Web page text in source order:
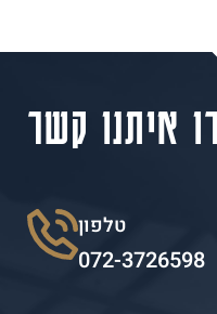
איתנו קשר
טלפון
072-3726598